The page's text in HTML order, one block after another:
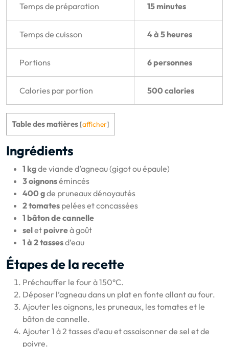
Temps de préparation 15 minutes
Temps de cuisson 4 à 5 heures
Portions 6 personnes
Calories par portion 500 calories
Table des matières [afficher]
Ingrédients
1 kgde viande d’agneau (gigot ou épaule)
3 oignonsémincés
400 gde pruneaux dénoyautés
2 tomates pelées et concassées
1 bâton de cannelle
selet poivreà goût
1 à 2 tassesd’eau
Étapes de la recette
Préchauffer le four à 150°C.
Déposer l’agneau dans un plat en fonte allant au four.
Ajouter les oignons, les pruneaux, les tomates et le
bâton de cannelle.
Ajouter 1 à 2 tasses d’eau et assaisonner de sel et de
poivre.